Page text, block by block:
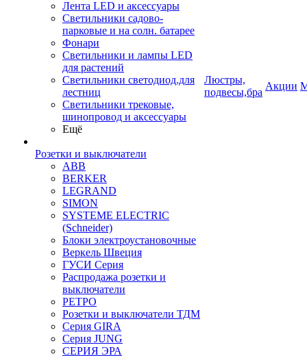
Лента LED и аксессуары
Светильники садово-
парковые и на солн. батарее
Фонари
Светильники и лампы LED
для растений
Светильники светодиод.для
лестниц
Светильники трековые,
шинопровод и аксессуары
Ещё
Розетки и выключатели
ABB
BERKER
LEGRAND
SIMON
SYSTEME ELECTRIC
(Schneider)
Блоки электроустановочные
Веркель Швеция
ГУСИ Серия
Распродажа розетки и
выключатели
РЕТРО
Розетки и выключатели ТДМ
Серия GIRA
Серия JUNG
СЕРИЯ ЭРА
Люстры,
подвесы,бра
Акции